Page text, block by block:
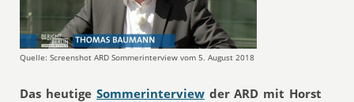
Quelle: Screenshot ARD Sommerinterview vom 5. August 2018
Das heutige Sommerinterviewder ARD mit Horst